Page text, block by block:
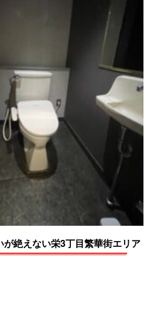
が絶えない栄3丁目繁華街エリア